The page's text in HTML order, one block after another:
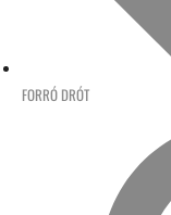
FORRÓ DRÓT